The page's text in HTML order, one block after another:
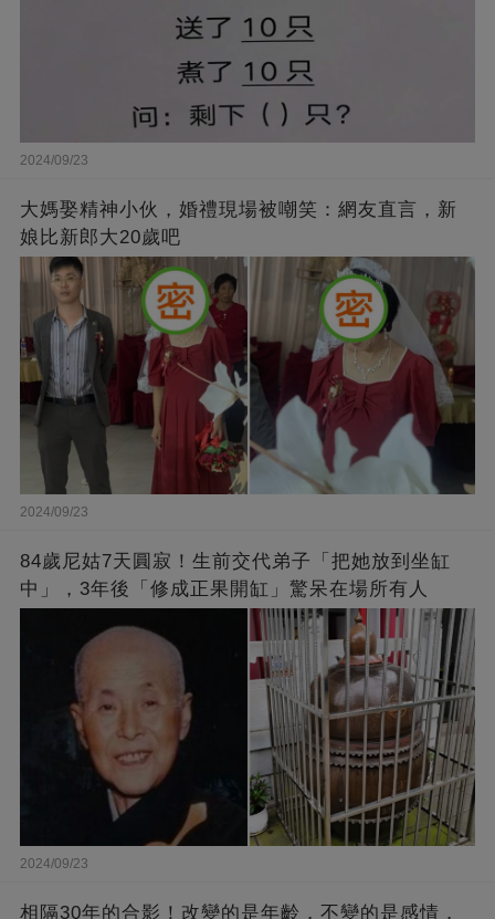
2024/09/23
大媽娶精神小伙，婚禮現場被嘲笑：網友直言，新
娘比新郎大20歲吧
2024/09/23
84歲尼姑7天圓寂！生前交代弟子「把她放到坐缸
中」，3年後「修成正果開缸」驚呆在場所有人
2024/09/23
相隔30年的合影！改變的是年齡，不變的是感情，